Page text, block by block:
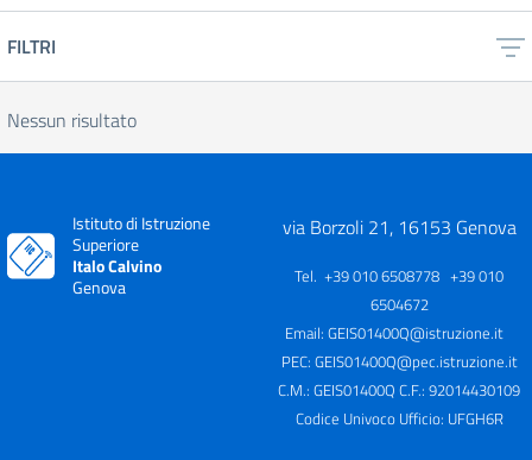
FILTRI
Nessun risultato
Istituto di Istruzione
Superiore
Italo Calvino
Genova
via Borzoli 21, 16153 Genova
Tel. +39 010 6508778 +39 010
6504672
Email: GEIS01400Q@istruzione.it
PEC: GEIS01400Q@pec.istruzione.it
C.M.: GEIS01400Q C.F.: 92014430109
Codice Univoco Ufficio: UFGH6R